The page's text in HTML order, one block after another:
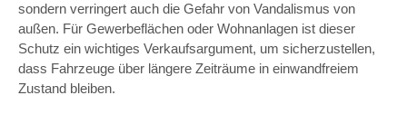
sondern verringert auch die Gefahr von Vandalismus von
außen. Für Gewerbeflächen oder Wohnanlagen ist dieser
Schutz ein wichtiges Verkaufsargument, um sicherzustellen,
dass Fahrzeuge über längere Zeiträume in einwandfreiem
Zustand bleiben.